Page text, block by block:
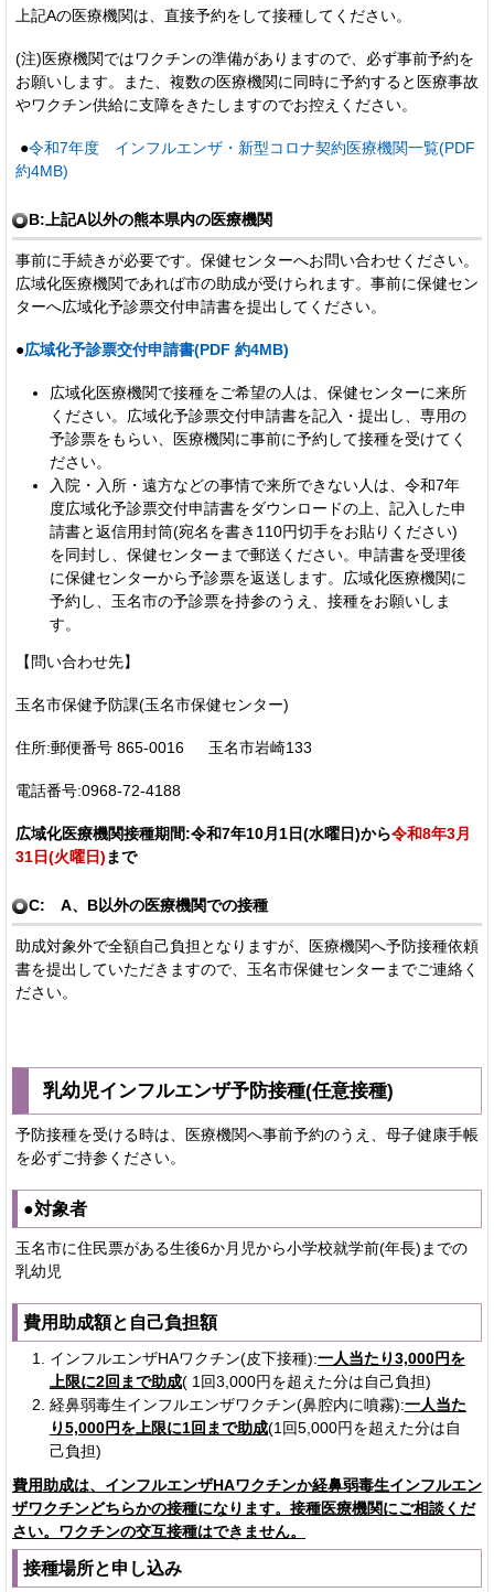
上記Aの医療機関は、直接予約をして接種してください。
(注)医療機関ではワクチンの準備がありますので、必ず事前予約を
お願いします。また、複数の医療機関に同時に予約すると医療事故
やワクチン供給に支障をきたしますのでお控えください。
●令和7年度 インフルエンザ・新型コロナ契約医療機関一覧(PDF
約4MB)
B:上記A以外の熊本県内の医療機関
事前に手続きが必要です。保健センターへお問い合わせください。
広域化医療機関であれば市の助成が受けられます。事前に保健セン
ターへ広域化予診票交付申請書を提出してください。
●広域化予診票交付申請書(PDF 約4MB)
広域化医療機関で接種をご希望の人は、保健センターに来所
ください。広域化予診票交付申請書を記入・提出し、専用の
予診票をもらい、医療機関に事前に予約して接種を受けてく
ださい。
入院・入所・遠方などの事情で来所できない人は、令和7年
度広域化予診票交付申請書をダウンロードの上、記入した申
請書と返信用封筒(宛名を書き110円切手をお貼りください)
を同封し、保健センターまで郵送ください。申請書を受理後
に保健センターから予診票を返送します。広域化医療機関に
予約し、玉名市の予診票を持参のうえ、接種をお願いしま
す。
【問い合わせ先】
玉名市保健予防課(玉名市保健センター)
住所:郵便番号 865-0016 玉名市岩崎133
電話番号:0968-72-4188
広域化医療機関接種期間:令和7年10月1日(水曜日)から令和8年3月
31日(火曜日) まで
C: A、B以外の医療機関での接種
助成対象外で全額自己負担となりますが、医療機関へ予防接種依頼
書を提出していただきますので、玉名市保健センターまでご連絡く
ださい。
乳幼児インフルエンザ予防接種(任意接種)
予防接種を受ける時は、医療機関へ事前予約のうえ、母子健康手帳
を必ずご持参ください。
●対象者
玉名市に住民票がある生後6か月児から小学校就学前(年長)までの
乳幼児
費用助成額と自己負担額
インフルエンザHAワクチン(皮下接種):一人当たり3,000円を
上限に2回まで助成( 1回3,000円を超えた分は自己負担)
経鼻弱毒生インフルエンザワクチン(鼻腔内に噴霧):一人当た
り5,000円を上限に1回まで助成(1回5,000円を超えた分は自
己負担)
費用助成は、インフルエンザHAワクチンか経鼻弱毒生インフルエン
ザワクチンどちらかの接種になります。接種医療機関にご相談くだ
さい。ワクチンの交互接種はできません。
接種場所と申し込み